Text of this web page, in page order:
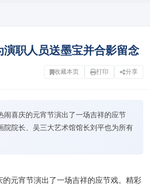
职人员送墨宝并合影留念
收藏本页 打印 分享
闹喜庆的元宵节演出了一场吉祥的应节
院长、吴三大艺术馆馆长刘平也为所有
元宵节演出了一场吉祥的应节戏。精彩